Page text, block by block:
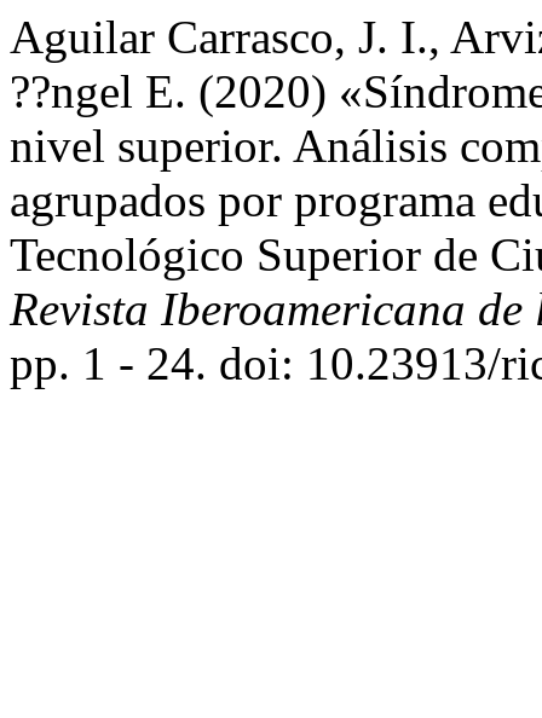
Aguilar Carrasco, J. I.,
??ngel E. (2020)
nivel superior. Análisis
agrupados por programa
Tecnológico Superior de
Revista Iberoamericana
pp. 1 - 24. doi: 10.23913/